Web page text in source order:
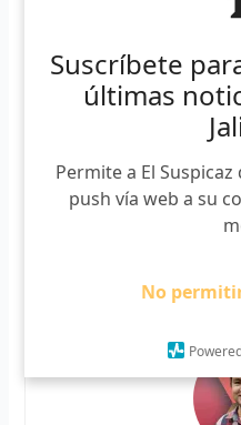
Suscríbete
últimas
Permite a El
push vía web a su
No
estudios. En la licenciatura
Además, Desarrollo
disponibles. La licenciatura
Seguridad Laboral
Para aspirar por un cupo